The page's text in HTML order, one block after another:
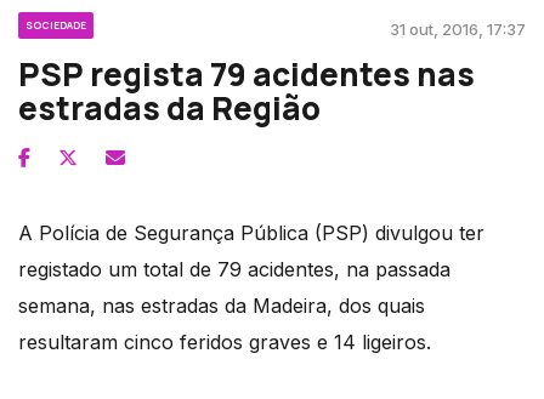
SOCIEDADE 31 out, 2016, 17:37
PSP regista 79 acidentes nas
estradas da Região
A Polícia de Segurança Pública (PSP) divulgou ter
registado um total de 79 acidentes, na passada
semana, nas estradas da Madeira, dos quais
resultaram cinco feridos graves e 14 ligeiros.